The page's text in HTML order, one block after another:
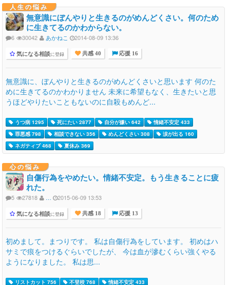
人生の悩み
無意識にぼんやりと生きるのがめんどくさい。何のため
に生きてるのかわからない。
6 30042 あかねこ 2014-08-09 13:36
気になる相談に登録 共感 40 応援 16
無意識に、ぼんやりと生きるのがめんどくさいと思います 何のた
めに生きてるのかわかりません 未来に希望もなく、生きたいと思
うほどやりたいこともないのに自殺もめんど...
うつ病 1295 死にたい 2877 自分が嫌い 642
情緒不安定 433
罪悪感 798
相談できない 356 めんどくさい 308
涙が出る 160
ネガティブ 468
夏休み 369
心の悩み
自傷行為をやめたい。情緒不安定。もう生きることに疲
れた。
5 27818 … 2015-06-09 13:53
気になる相談に登録 共感 18 応援 13
初めまして。まつりです。 私は自傷行為をしています。 初めはハ
サミで痕をつけるぐらいでしたが、 今は血が滲むくらい強くやる
ようになりました。 私は思...
リストカット 756 不登校 768 情緒不安定 433